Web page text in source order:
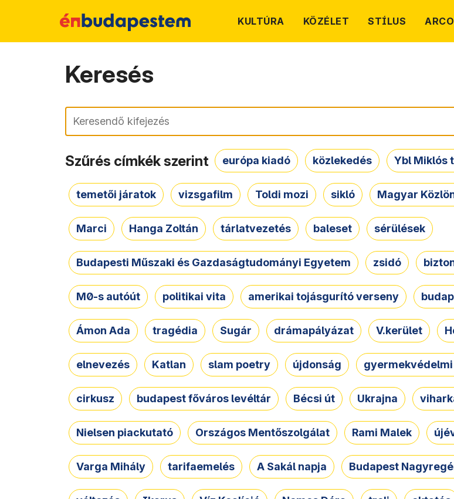
KULTÚRA KÖZÉLET STÍLUS
Keresés
Keresés
Szűrés címkék szerint európa kiadó közlekedés Ybl Miklós
temetői járatok vizsgafilm Toldi mozi sikló Magyar
Marci Hanga Zoltán tárlatvezetés baleset sérülések
Budapesti Műszaki és Gazdaságtudományi Egyetem zsidó
M0-s autóút politikai vita amerikai tojásgurító verseny
Ámon Ada tragédia Sugár drámapályázat V.kerület
elnevezés Katlan slam poetry újdonság
cirkusz budapest főváros levéltár Bécsi út Ukrajna
Nielsen piackutató Országos Mentőszolgálat Rami Malek
Varga Mihály tarifaemelés A Sakál napja Budapest